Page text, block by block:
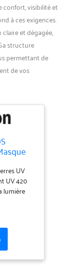
confort, visibilité et
à ces exigences.
et dégagée,
structure
permettant de
de vos
UV
UV 420
lumière
potentiel
La
les jours
les